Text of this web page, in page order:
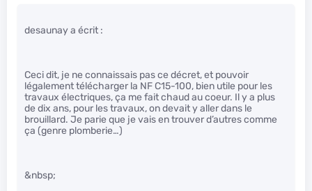
desaunay a écrit :
Ceci dit, je ne connaissais pas ce décret, et pouvoir
légalement télécharger la NF C15-100, bien utile pour les
travaux électriques, ça me fait chaud au coeur. Il y a plus
de dix ans, pour les travaux, on devait y aller dans le
brouillard. Je parie que je vais en trouver d’autres comme
ça (genre plomberie…)
&nbsp;